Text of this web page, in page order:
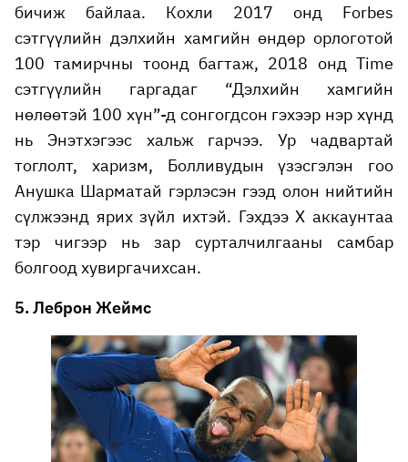
бичиж байлаа. Кохли 2017 онд Forbes
сэтгүүлийн дэлхийн хамгийн өндөр орлоготой
100 тамирчны тоонд багтаж, 2018 онд Time
сэтгүүлийн гаргадаг “Дэлхийн хамгийн
нөлөөтэй 100 хүн”-д сонгогдсон гэхээр нэр хүнд
нь Энэтхэгээс хальж гарчээ. Ур чадвартай
тоглолт, харизм, Болливудын үзэсгэлэн гоо
Анушка Шарматай гэрлэсэн гээд олон нийтийн
сүлжээнд ярих зүйл ихтэй. Гэхдээ X аккаунтаа
тэр чигээр нь зар сурталчилгааны самбар
болгоод хувиргачихсан.
5. Леброн Жеймс